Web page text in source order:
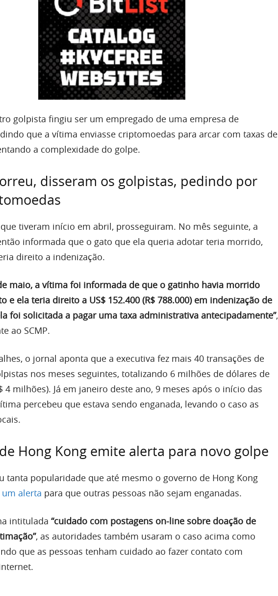
golpista fingiu ser um empregado de uma empresa de
que a vítima enviasse criptomoedas para arcar com taxas de
a complexidade do golpe.
disseram os golpistas, pedindo por
tiveram início em abril, prosseguiram. No mês seguinte, a
informada que o gato que ela queria adotar teria morrido,
direito a indenização.
maio, a vítima foi informada de que o gatinho havia morrido
e ela teria direito a US$ 152.400 (R$ 788.000) em indenização de
foi solicitada a pagar uma taxa administrativa antecipadamente”,
ao SCMP.
o jornal aponta que a executiva fez mais 40 transações de
nos meses seguintes, totalizando 6 milhões de dólares de
4 milhões). Já em janeiro deste ano, 9 meses após o início das
percebeu que estava sendo enganada, levando o caso as
Hong Kong emite alerta para novo golpe
tanta popularidade que até mesmo o governo de Hong Kong
alerta para que outras pessoas não sejam enganadas.
intitulada “cuidado com postagens on-line sobre doação de
, as autoridades também usaram o caso acima como
que as pessoas tenham cuidado ao fazer contato com